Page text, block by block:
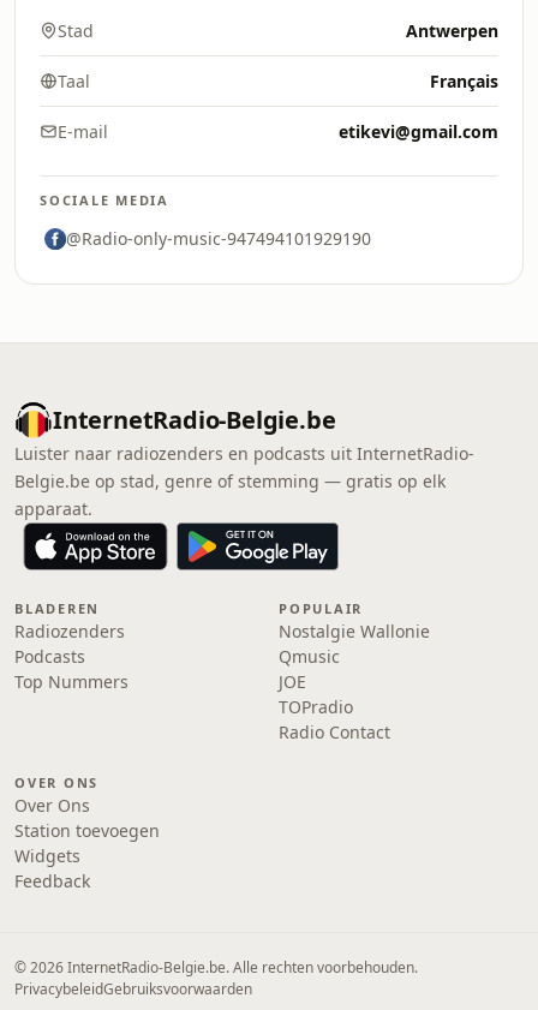
Stad Antwerpen
Taal Français
E-mail etikevi@gmail.com
SOCIALE MEDIA
@Radio-only-music-947494101929190
InternetRadio-Belgie.be
Luister naar radiozenders en podcasts uit InternetRadio-
Belgie.be op stad, genre of stemming — gratis op elk
apparaat.
BLADEREN
Radiozenders
Podcasts
Top Nummers
POPULAIR
Nostalgie Wallonie
Qmusic
JOE
TOPradio
Radio Contact
OVER ONS
Over Ons
Station toevoegen
Widgets
Feedback
© 2026 InternetRadio-Belgie.be. Alle rechten voorbehouden.
PrivacybeleidGebruiksvoorwaarden